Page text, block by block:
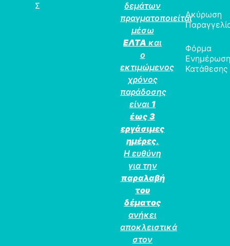
Σ
δεμάτων
πραγματοποιείται
μέσω
ΕΛΤΑ και
ο
εκτιμώμενος
χρόνος
παράδοσης
είναι 1
έως 3
εργάσιμες
ημέρες.
Η ευθύνη
για την
παραλαβή
του
δέματος
ανήκει
αποκλειστικά
στον
Ακύρωση
Φόρμα
Κατάθεσης